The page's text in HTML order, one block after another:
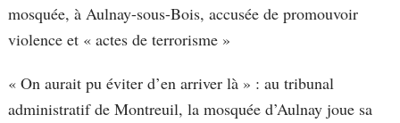
mosquée, à Aulnay-sous-Bois, accusée de promouvoir
violence et « actes de terrorisme »
« On aurait pu éviter d’en arriver là » : au tribunal
administratif de Montreuil, la mosquée d’Aulnay joue sa